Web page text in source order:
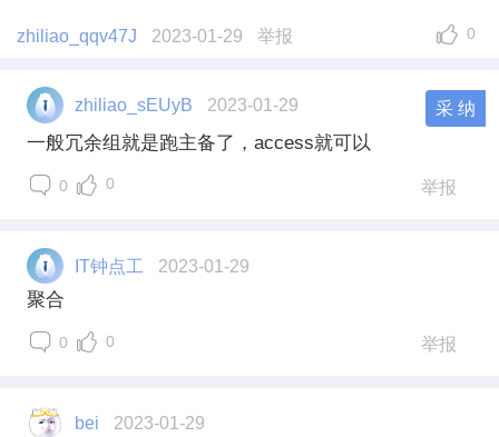
zhiliao_qqv47J 2023-01-29 举报 0
zhiliao_sEUyB 2023-01-29 采 纳
一般冗余组就是跑主备了，access就可以
0 0 举报
IT钟点工 2023-01-29
聚合
0 0 举报
bei 2023-01-29